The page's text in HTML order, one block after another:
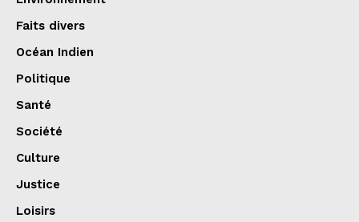
Faits divers
Océan Indien
Politique
Santé
Société
Culture
Justice
Loisirs